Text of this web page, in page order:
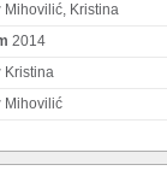
Mihovilić, Kristina
2014
Kristina
Mihovilić